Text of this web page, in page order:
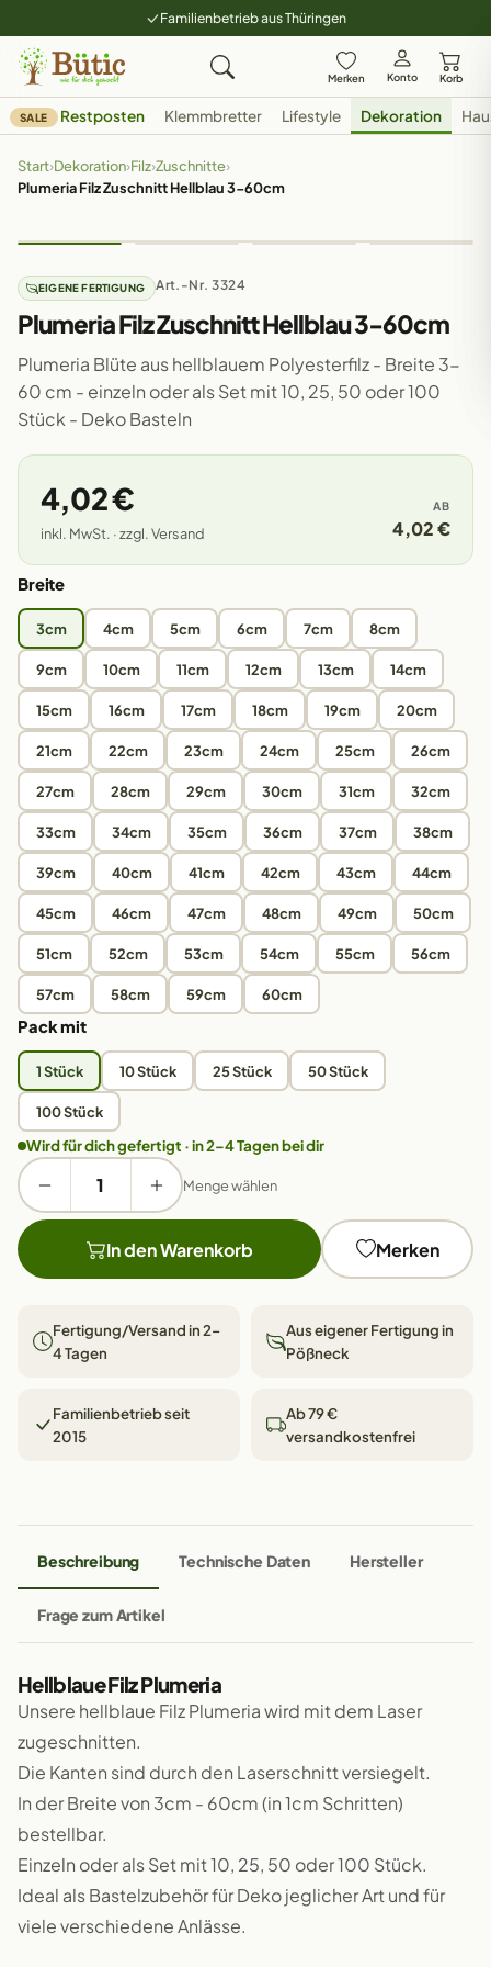
Familienbetrieb aus Thüringen
Merken Konto Korb
SALE Restposten Klemmbretter Lifestyle Dekoration
Start›Dekoration›Filz›Zuschnitte›
Plumeria Filz Zuschnitt Hellblau 3-60cm
EIGENE FERTIGUNG Art.-Nr. 3324
Plumeria Filz Zuschnitt Hellblau 3-60cm
Plumeria Blüte aus hellblauem Polyesterfilz - Breite 3-
60 cm - einzeln oder als Set mit 10, 25, 50 oder 100
Stück - Deko Basteln
4,02 €
inkl. MwSt. · zzgl. Versand
AB
4,02 €
Breite
3cm 4cm 5cm 6cm 7cm 8cm
9cm 10cm 11cm 12cm 13cm 14cm
15cm 16cm 17cm 18cm 19cm 20cm
21cm 22cm 23cm 24cm 25cm 26cm
27cm 28cm 29cm 30cm 31cm 32cm
33cm 34cm 35cm 36cm 37cm 38cm
39cm 40cm 41cm 42cm 43cm 44cm
45cm 46cm 47cm 48cm 49cm 50cm
51cm 52cm 53cm 54cm 55cm 56cm
57cm 58cm 59cm 60cm
Pack mit
1 Stück 10 Stück 25 Stück 50 Stück
100 Stück
Wird für dich gefertigt · in 2–4 Tagen bei dir
Menge wählen
In den Warenkorb Merken
Fertigung/Versand in 2–
4 Tagen
Aus eigener Fertigung in
Pößneck
Familienbetrieb seit
2015
Ab 79 €
versandkostenfrei
Beschreibung Technische Daten Hersteller
Frage zum Artikel
Hellblaue Filz Plumeria
Unsere hellblaue Filz Plumeria wird mit dem Laser
zugeschnitten.
Die Kanten sind durch den Laserschnitt versiegelt.
In der Breite von 3cm - 60cm (in 1cm Schritten)
bestellbar.
Einzeln oder als Set mit 10, 25, 50 oder 100 Stück.
Ideal als Bastelzubehör für Deko jeglicher Art und für
viele verschiedene Anlässe.